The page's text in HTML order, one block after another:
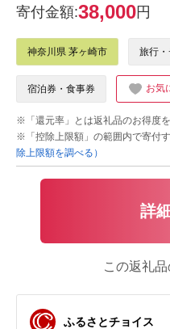
寄付金額:38,000円
神奈川県 茅ヶ崎市 旅行
宿泊券・食事券 お気
※「還元率」とは返礼品のお得度
※「控除上限額」の範囲内で寄付
除上限額を調べる）
詳
この返礼
ふるさとチョイス